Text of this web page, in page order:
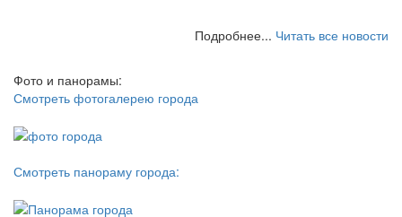
Подробнее... Читать все новости
Фото и панорамы:
Смотреть фотогалерею города
Смотреть панораму города: